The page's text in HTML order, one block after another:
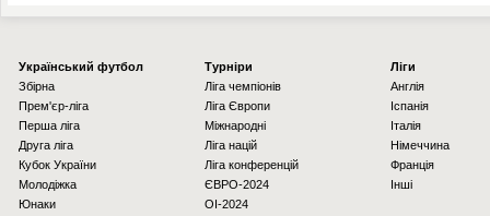
Українcький футбол
Збірна
Прем'єр-ліга
Перша ліга
Друга ліга
Кубок України
Молодіжка
Юнаки
Турніри
Ліга чемпіонів
Ліга Європи
Міжнародні
Ліга націй
Ліга конференцій
ЄВРО-2024
OI-2024
Ліги
Англія
Іспанія
Італія
Німеччина
Франція
Інші